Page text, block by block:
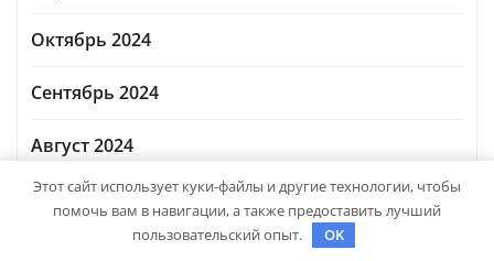
Октябрь 2024
Сентябрь 2024
Август 2024
Июль 2024
Этот сайт использует куки-файлы и другие технологии, чтобы
помочь вам в навигации, а также предоставить лучший
пользовательский опыт.
OK